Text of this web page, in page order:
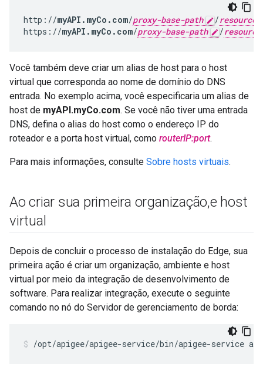
http://myAPI.myCo.com/proxy-base-path /resource-
https://myAPI.myCo.com/proxy-base-path /
Você também deve criar um alias de host para o host
virtual que corresponda ao nome de domínio do DNS
entrada. No exemplo acima, você especificaria um alias de
host de myAPI.myCo.com. Se você não tiver uma entrada
DNS, defina o alias do host como o endereço IP do
roteador e a porta host virtual, como routerIP:port.
Para mais informações, consulte Sobre hosts virtuais.
Ao criar sua primeira organização,e host
virtual
Depois de concluir o processo de instalação do Edge, sua
primeira ação é criar um organização, ambiente e host
virtual por meio da integração de desenvolvimento de
software. Para realizar integração, execute o seguinte
comando no nó do Servidor de gerenciamento de borda:
/opt/apigee/apigee-service/bin/apigee-service